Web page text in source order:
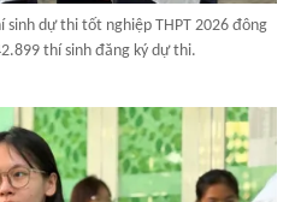
sinh dự thi tốt nghiệp THPT 2026 đông
thí sinh đăng ký dự thi.